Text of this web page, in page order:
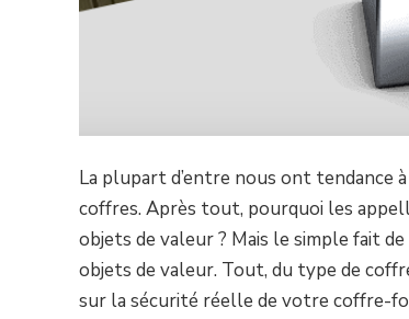
La plupart d’entre nous ont tendance
coffres. Après tout, pourquoi les
objets de valeur ? Mais le simple fait
objets de valeur. Tout, du type de
sur la sécurité réelle de votre coffre-